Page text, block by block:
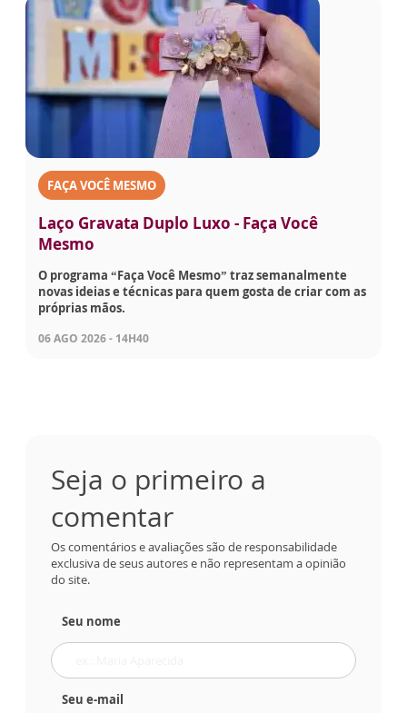
FAÇA VOCÊ MESMO
Laço Gravata Duplo Luxo - Faça Você
Mesmo
O programa “Faça Você Mesmo” traz semanalmente
novas ideias e técnicas para quem gosta de criar com as
próprias mãos.
06 AGO 2026 - 14H40
Seja o primeiro a
comentar
Os comentários e avaliações são de responsabilidade
exclusiva de seus autores e não representam a opinião
do site.
Seu nome
Seu e-mail